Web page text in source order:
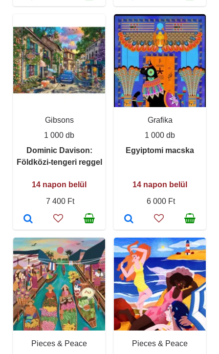
Gibsons
1 000 db
Dominic Davison:
Földközi-tengeri reggel
14 napon belül
7 400 Ft
Grafika
1 000 db
Egyiptomi macska
14 napon belül
6 000 Ft
Pieces & Peace
Pieces & Peace